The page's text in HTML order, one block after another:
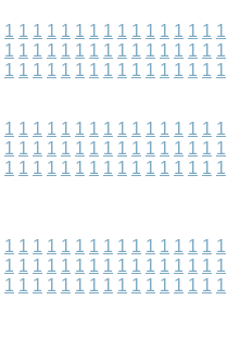
1 1 1 1 1 1 1 1 1 1 1 1 1 1 1 1
1 1 1 1 1 1 1 1 1 1 1 1 1 1 1 1
1 1 1 1 1 1 1 1 1 1 1 1 1 1 1 1
1 1 1 1 1 1 1 1 1 1 1 1 1 1 1 1
1 1 1 1 1 1 1 1 1 1 1 1 1 1 1 1
1 1 1 1 1 1 1 1 1 1 1 1 1 1 1 1
1 1 1 1 1 1 1 1 1 1 1 1 1 1 1 1
1 1 1 1 1 1 1 1 1 1 1 1 1 1 1 1
1 1 1 1 1 1 1 1 1 1 1 1 1 1 1 1